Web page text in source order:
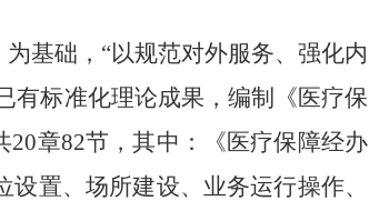
基础，“以规范对外服务、强化内
有标准化理论成果，编制《医疗保
20章82节，其中：《医疗保障经办
置、场所建设、业务运行操作、